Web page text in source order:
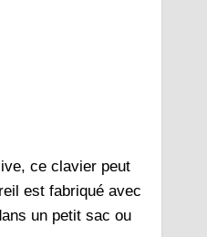
ce clavier peut
est fabriqué avec
un petit sac ou